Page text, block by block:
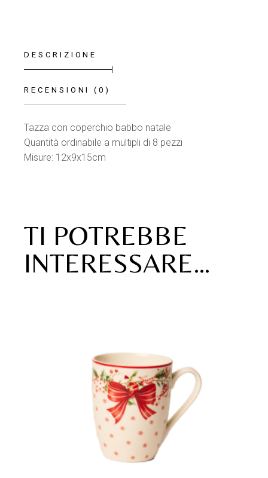
DESCRIZIONE
RECENSIONI (0)
Tazza con coperchio babbo natale
Quantità ordinabile a multipli di 8 pezzi
Misure: 12x9x15cm
TI POTREBBE
INTERESSARE…